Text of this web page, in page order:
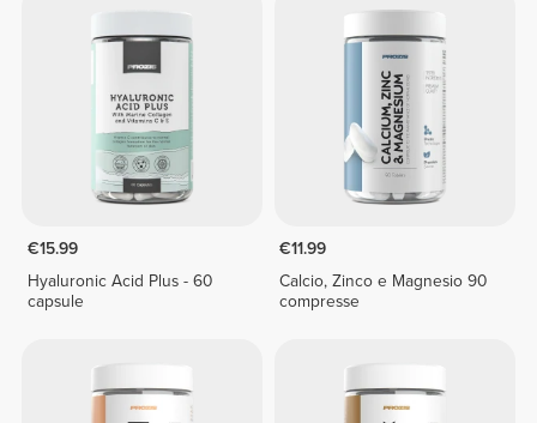
€15.99
Hyaluronic Acid Plus - 60
capsule
€11.99
Calcio, Zinco e Magnesio 90
compresse